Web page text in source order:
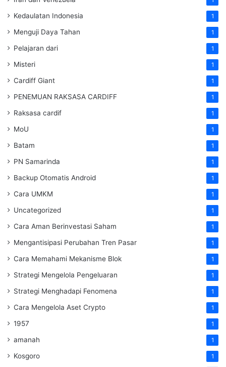
Kedaulatan Indonesia 1
Menguji Daya Tahan 1
Pelajaran dari 1
Misteri 1
Cardiff Giant 1
PENEMUAN RAKSASA CARDIFF 1
Raksasa cardif 1
MoU 1
Batam 1
PN Samarinda 1
Backup Otomatis Android 1
Cara UMKM 1
Uncategorized 1
Cara Aman Berinvestasi Saham 1
Mengantisipasi Perubahan Tren Pasar 1
Cara Memahami Mekanisme Blok 1
Strategi Mengelola Pengeluaran 1
Strategi Menghadapi Fenomena 1
Cara Mengelola Aset Crypto 1
1957 1
amanah 1
Kosgoro 1